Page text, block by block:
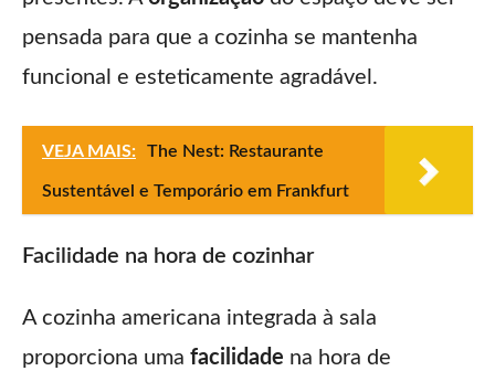
pensada para que a cozinha se mantenha
funcional e esteticamente agradável.
VEJA MAIS: The Nest: Restaurante
Sustentável e Temporário em Frankfurt
Facilidade na hora de cozinhar
A cozinha americana integrada à sala
proporciona uma facilidade na hora de